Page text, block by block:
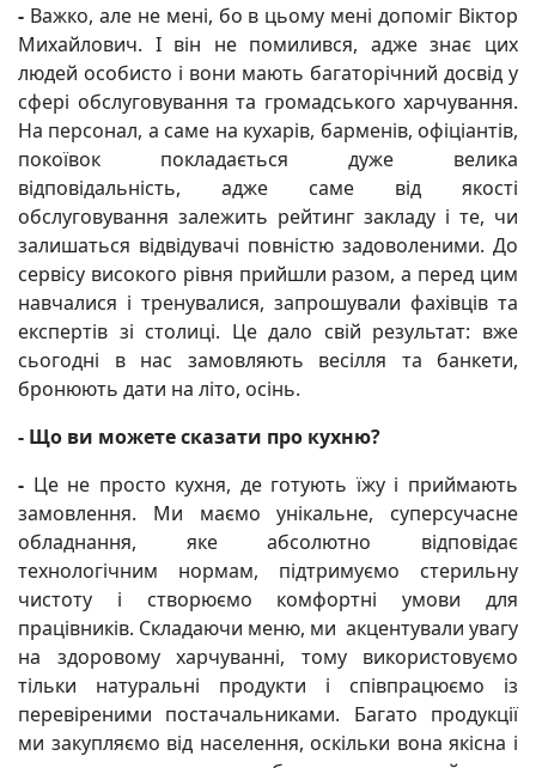
- Важко, але не мені, бо в цьому мені допоміг Віктор
Михайлович. І він не помилився, адже знає цих
людей особисто і вони мають багаторічний досвід у
сфері обслуговування та громадського харчування.
На персонал, а саме на кухарів, барменів, офіціантів,
покоївок покладається дуже велика
відповідальність, адже саме від якості
обслуговування залежить рейтинг закладу і те, чи
залишаться відвідувачі повністю задоволеними. До
сервісу високого рівня прийшли разом, а перед цим
навчалися і тренувалися, запрошували фахівців та
експертів зі столиці. Це дало свій результат: вже
сьогодні в нас замовляють весілля та банкети,
бронюють дати на літо, осінь.
- Що ви можете сказати про кухню?
- Це не просто кухня, де готують їжу і приймають
замовлення. Ми маємо унікальне, суперсучасне
обладнання, яке абсолютно відповідає
технологічним нормам, підтримуємо стерильну
чистоту і створюємо комфортні умови для
працівників. Складаючи меню, ми акцентували увагу
на здоровому харчуванні, тому використовуємо
тільки натуральні продукти і співпрацюємо із
перевіреними постачальниками. Багато продукції
ми закупляємо від населення, оскільки вона якісна і